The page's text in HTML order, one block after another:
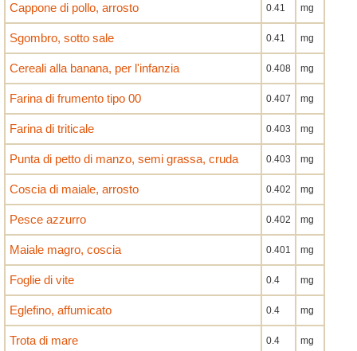
Cappone di pollo, arrosto 0.41 mg
Sgombro, sotto sale 0.41 mg
Cereali alla banana, per l'infanzia 0.408 mg
Farina di frumento tipo 00 0.407 mg
Farina di triticale 0.403 mg
Punta di petto di manzo, semi grassa, cruda 0.403 mg
Coscia di maiale, arrosto 0.402 mg
Pesce azzurro 0.402 mg
Maiale magro, coscia 0.401 mg
Foglie di vite 0.4 mg
Eglefino, affumicato 0.4 mg
Trota di mare 0.4 mg